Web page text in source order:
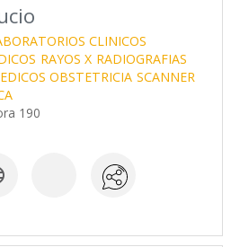
CLINICOS
RAYOS X RADIOGRAFIAS
OBSTETRICIA SCANNER
190